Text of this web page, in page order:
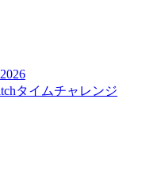
タイムチャレンジ